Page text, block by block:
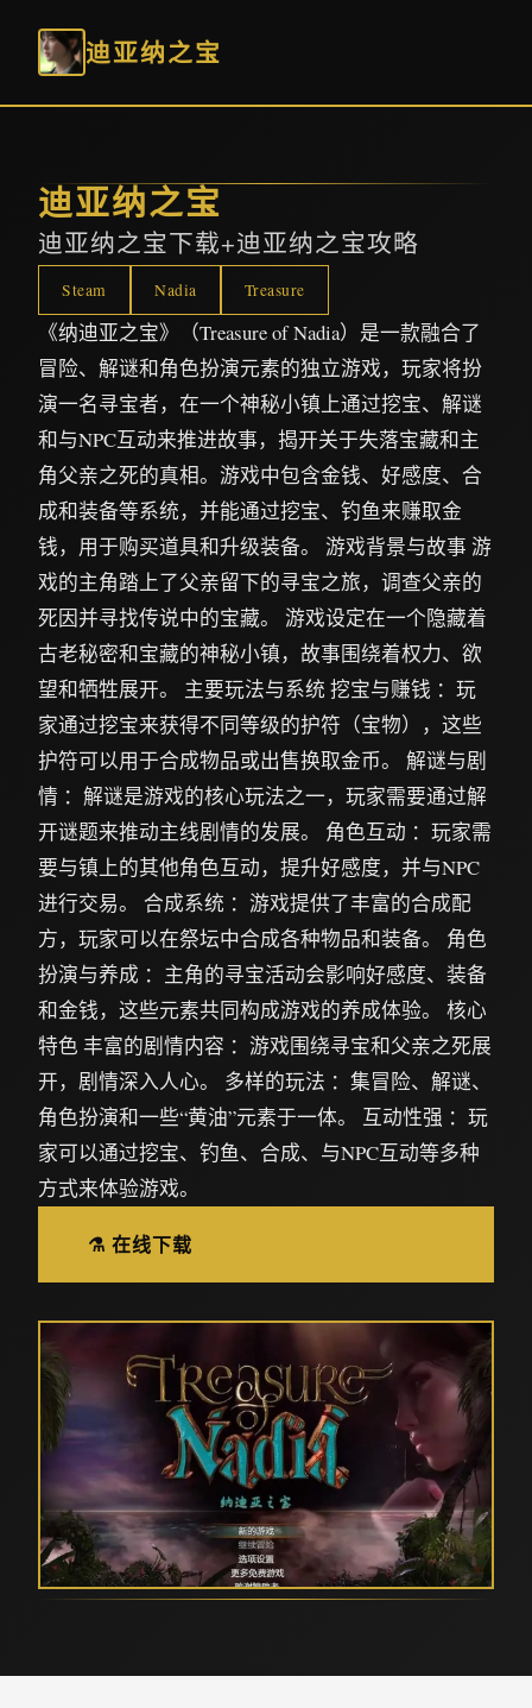
迪亚纳之宝
迪亚纳之宝
迪亚纳之宝下载+迪亚纳之宝攻略
Steam Nadia Treasure
《纳迪亚之宝》（Treasure of Nadia）是一款融合了
冒险、解谜和角色扮演元素的独立游戏，玩家将扮
演一名寻宝者，在一个神秘小镇上通过挖宝、解谜
和与NPC互动来推进故事，揭开关于失落宝藏和主
角父亲之死的真相。游戏中包含金钱、好感度、合
成和装备等系统，并能通过挖宝、钓鱼来赚取金
钱，用于购买道具和升级装备。 游戏背景与故事 游
戏的主角踏上了父亲留下的寻宝之旅，调查父亲的
死因并寻找传说中的宝藏。 游戏设定在一个隐藏着
古老秘密和宝藏的神秘小镇，故事围绕着权力、欲
望和牺牲展开。 主要玩法与系统 挖宝与赚钱 ：玩
家通过挖宝来获得不同等级的护符（宝物），这些
护符可以用于合成物品或出售换取金币。 解谜与剧
情 ：解谜是游戏的核心玩法之一，玩家需要通过解
开谜题来推动主线剧情的发展。 角色互动 ：玩家需
要与镇上的其他角色互动，提升好感度，并与NPC
进行交易。 合成系统 ：游戏提供了丰富的合成配
方，玩家可以在祭坛中合成各种物品和装备。 角色
扮演与养成 ：主角的寻宝活动会影响好感度、装备
和金钱，这些元素共同构成游戏的养成体验。 核心
特色 丰富的剧情内容 ：游戏围绕寻宝和父亲之死展
开，剧情深入人心。 多样的玩法 ：集冒险、解谜、
角色扮演和一些“黄油”元素于一体。 互动性强 ：玩
家可以通过挖宝、钓鱼、合成、与NPC互动等多种
方式来体验游戏。
⚗️ 在线下载